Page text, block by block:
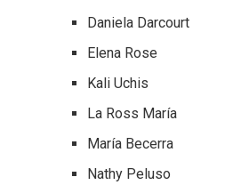
Daniela Darcourt
Elena Rose
Kali Uchis
La Ross María
María Becerra
Nathy Peluso